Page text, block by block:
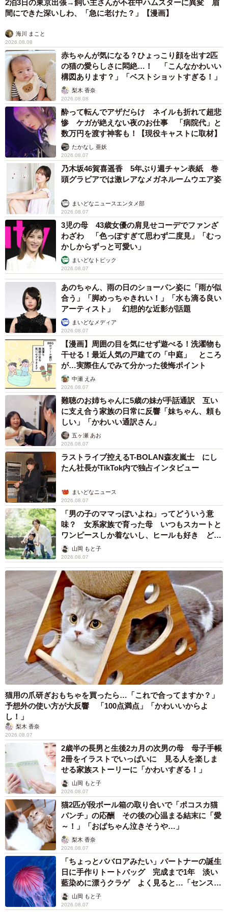
2泊3日の東京出張→飼い主さんが不在中ハムスターに異変 眉
間にできた深いしわ、「急に老けた？」【漫画】
海川 まこと
2026.08.08
赤ちゃんが気になる？ひょっこり顔を出す2匹
の猫の愛らしさに悶絶…！ 「こんなかわいい
構図あります？」「ベストショットすぎる！」
梨木 香奈
2026.08.08
酔って転んでアザだらけ ネイルも折れて超悲
惨 ケガが絶えない夜のお仕事 「病院代」と
数万円を渡す神客も！【現役キャストに取材】
たかなし 亜妖
2026.08.07
乃木坂46賀喜遥香 5年ぶり週チャン表紙 巻
頭グラビアでは激レアなメガネルームウエア姿
まいどなニュースエンタメ部
2026.08.07
3児の母 43歳女優の肩見せコーデでファンざ
わざわ 「色っぽすぎて思わず二度見」「むっ
かしからずっと可愛い」
まいどなトピック
2026.08.07
あのちゃん、雨の日のショーパン姿に「雨が似
合う」「脚めっちゃきれい！」「水も滴る良い
アーティスト」 幻想的な近影が話題
まいどなメディア
2026.08.07
【漫画】周囲の目を気にせず遊べる！洗濯物も
干せる！最近人気の戸建ての「中庭」 ところ
が…実際住んでみて分かった後悔ポイント
中瀬 えみ
2026.08.07
難聴のお姉ちゃんに5歳の妹が手話通訳 互い
に支え合う家族の日常に反響「妹ちゃん、頼も
しい」「かわいい通訳さん」
五ヶ瀬 あお
2026.08.07
ラストライブ控えるT-BOLAN森友嵐士 にし
たん社長がTikTok内で独占インタビュー
まいどなニュース
2026.08.07
「男の子のママっぽいよね」ってどういう意
味？ 女系家族で育った母 いつもスカートと
ワンピースしか着ないし、ヒールも好き どの
へんが…
山岡 もと子
2026.08.07
猫用の爪研ぎおもちゃを買ったら…「これで合ってますか？」
予想外の使い方が大反響 「100点満点」「かわいいからよ
し！」
梨木 香奈
2026.08.07
2歳半の長男と生後2カ月の次男の母 母子手帳
2冊をイラストでいっぱいに 見る人を楽しま
せる家族ストーリーに「かわいすぎる！」
山岡 もと子
2026.08.07
猫2匹が段ボール箱の取り合いで「ポコスカ猫
パンチ」の応酬 その後の心温まる結末に「愛
～！」「おばちゃん泣きそうや…」
梨木 香奈
2026.08.07
「ちょっとババロアみたい」パートナーの誕生
日に手作りトートバッグ 完成まで1年 淡い
藍染めに漂うクラゲ よく見ると…「センスす
ごい」山岡 もと子
2026.08.07